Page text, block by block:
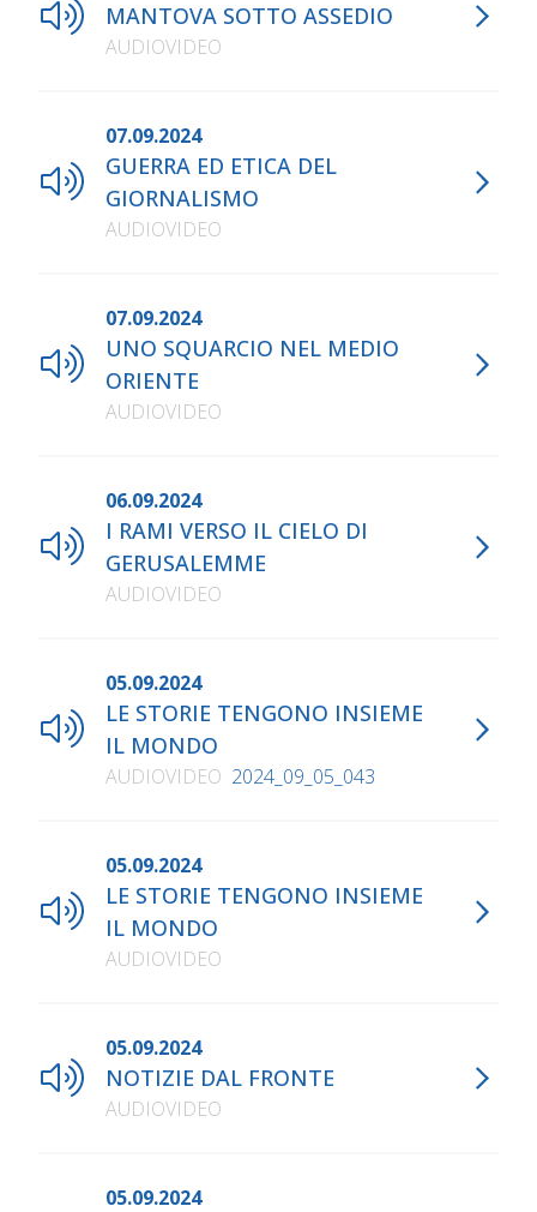
MANTOVA SOTTO ASSEDIO
AUDIOVIDEO
07.09.2024
GUERRA ED ETICA DEL
GIORNALISMO
AUDIOVIDEO
07.09.2024
UNO SQUARCIO NEL MEDIO
ORIENTE
AUDIOVIDEO
06.09.2024
I RAMI VERSO IL CIELO DI
GERUSALEMME
AUDIOVIDEO
05.09.2024
LE STORIE TENGONO INSIEME
IL MONDO
AUDIOVIDEO 2024_09_05_043
05.09.2024
LE STORIE TENGONO INSIEME
IL MONDO
AUDIOVIDEO
05.09.2024
NOTIZIE DAL FRONTE
AUDIOVIDEO
05.09.2024